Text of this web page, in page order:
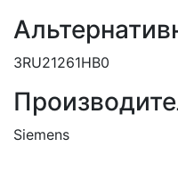
3RU21261HB0
Siemens